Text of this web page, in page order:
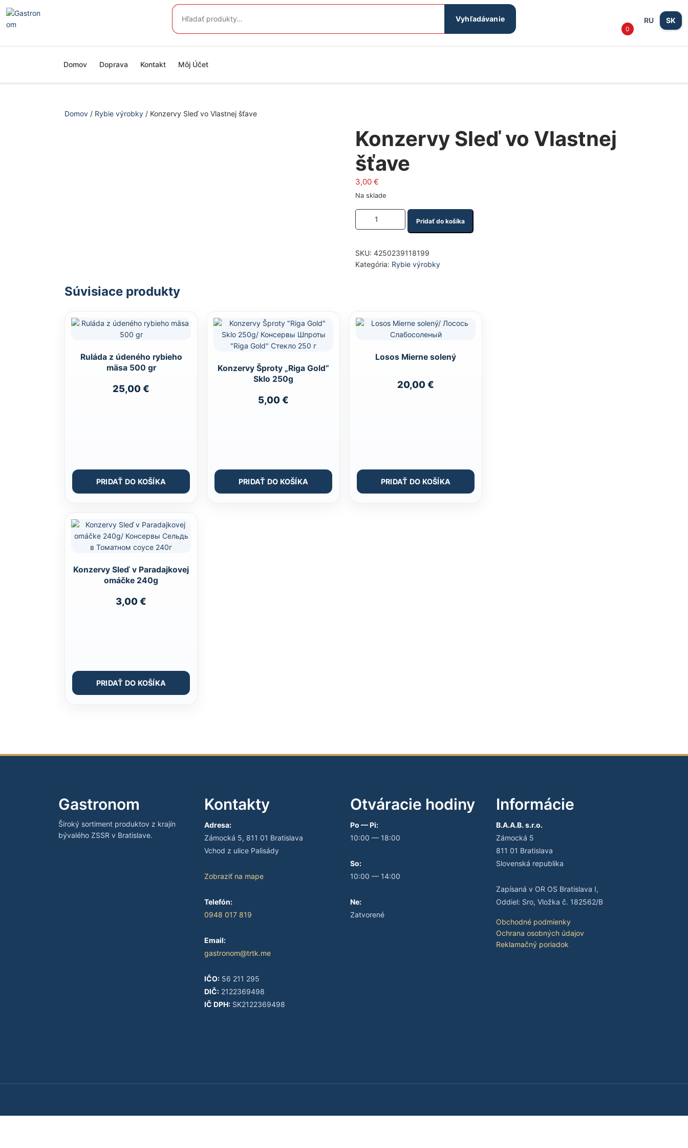
na
obsah
Hľadať:
Vyhľadávanie
košík
0
RU SK
Domov Doprava Kontakt Môj Účet
Domov / Rybie výrobky / Konzervy Sleď vo Vlastnej šťave
Konzervy Sleď vo Vlastnej
šťave
3,00 €
Na sklade
Množstvo produktu
Pridať do košíka
SKU: 4250239118199
Kategória: Rybie výrobky
Súvisiace produkty
Ruláda z údeného rybieho
mäsa 500 gr
25,00€
PRIDAŤ DO KOŠÍKA
Konzervy Šproty „Riga Gold“
Sklo 250g
5,00€
PRIDAŤ DO KOŠÍKA
Losos Mierne solený
20,00€
PRIDAŤ DO KOŠÍKA
Konzervy Sleď v Paradajkovej
omáčke 240g
3,00€
PRIDAŤ DO KOŠÍKA
Gastronom
Široký sortiment produktov z krajín
bývalého ZSSR v Bratislave.
Kontakty
Adresa:
Zámocká 5, 811 01 Bratislava
Vchod z ulice Palisády
Zobraziť na mape
Telefón:
0948 017 819
Email:
gastronom@trtk.me
IČO: 56 211 295
DIČ: 2122369498
IČ DPH: SK2122369498
Otváracie hodiny
Po — Pi:
10:00 — 18:00
So:
10:00 — 14:00
Ne:
Zatvorené
Informácie
B.A.A.B. s.r.o.
Zámocká 5
811 01 Bratislava
Slovenská republika
Zapísaná v OR OS Bratislava I,
Oddiel: Sro, Vložka č. 182562/B
Obchodné podmienky
Ochrana osobných údajov
Reklamačný poriadok